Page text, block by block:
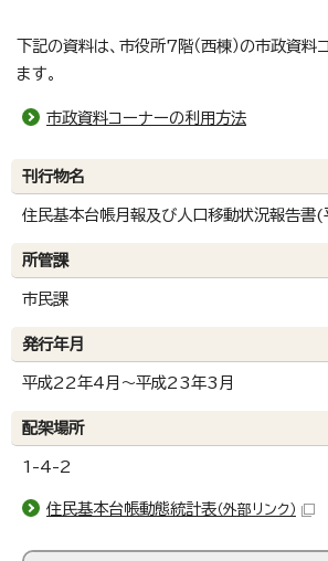
下記の資料は、市役所7階（西棟）の市政資
ます。
市政資料コーナーの利用方法
刊行物名
住民基本台帳月報及び人口移動状況報告
所管課
市民課
発行年月
平成22年4月～平成23年3月
配架場所
1-4-2
住民基本台帳動態統計表（外部リンク）